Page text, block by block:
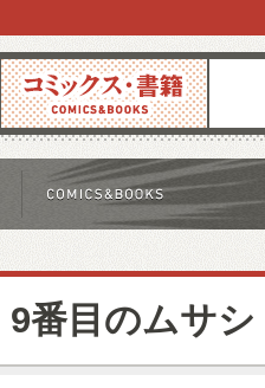
コミックス 雑誌
9番目のムサシ